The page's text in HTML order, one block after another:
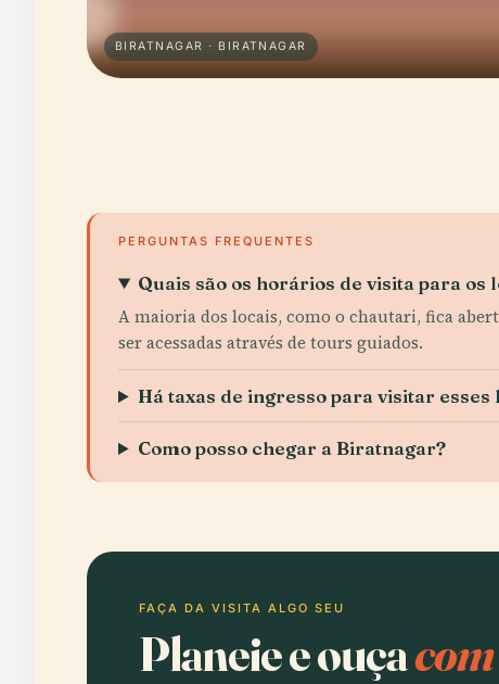
BIRATNAGAR · BIRATNAGAR
PERGUNTAS FREQUENTES
Quais são os horários de visita para
A maioria dos locais, como o chautari, fica
ser acessadas através de tours guiados.
Há taxas de ingresso para visitar esses
Como posso chegar a Biratnagar?
FAÇA DA VISITA ALGO SEU
Planeie e ouça